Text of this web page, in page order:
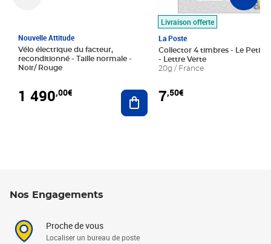
Nouvelle Attitude
Vélo électrique du facteur,
reconditionné - Taille normale -
Noir/ Rouge
1 490,00€ Ajouter au panier
Livraison offerte
La Poste
Collector 4 timbres - Le Petit
- Lettre Verte
20g / France
7,50€
Nos Engagements
Proche de vous
Localiser un bureau de poste